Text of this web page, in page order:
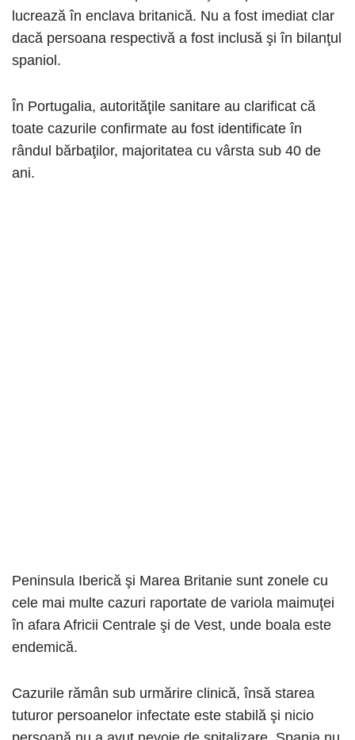
lucrează în enclava britanică. Nu a fost imediat clar
dacă persoana respectivă a fost inclusă şi în bilanţul
spaniol.
În Portugalia, autorităţile sanitare au clarificat că
toate cazurile confirmate au fost identificate în
rândul bărbaţilor, majoritatea cu vârsta sub 40 de
ani.
Peninsula Iberică şi Marea Britanie sunt zonele cu
cele mai multe cazuri raportate de variola maimuţei
în afara Africii Centrale şi de Vest, unde boala este
endemică.
Cazurile rămân sub urmărire clinică, însă starea
tuturor persoanelor infectate este stabilă şi nicio